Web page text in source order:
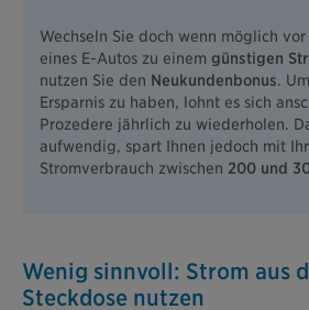
Wechseln Sie doch wenn möglich
eines E-Autos zu einem günstigen
nutzen Sie den Neukundenbonus.
Ersparnis zu haben, lohnt es sich
Prozedere jährlich zu wiederholen.
aufwendig, spart Ihnen jedoch mit
Stromverbrauch zwischen 200 und
Wenig sinnvoll: Strom aus
Steckdose nutzen